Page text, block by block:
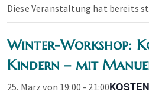
Diese Veranstaltung hat bereits
Winter-Workshop:
Kindern – mit
25. März von 19:00 - 21:00